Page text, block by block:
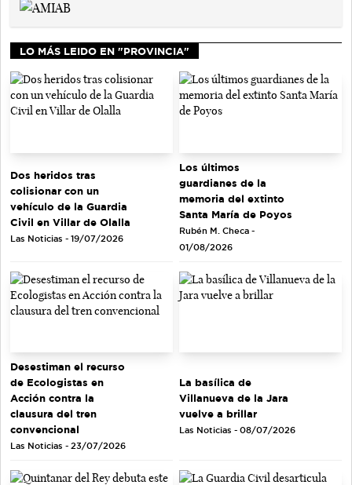
LO MÁS LEIDO EN "PROVINCIA"
Dos heridos tras
colisionar con un
vehículo de la Guardia
Civil en Villar de Olalla
Las Noticias - 19/07/2026
Los últimos
guardianes de la
memoria del extinto
Santa María de Poyos
Rubén M. Checa -
01/08/2026
Desestiman el recurso
de Ecologistas en
Acción contra la
clausura del tren
convencional
Las Noticias - 23/07/2026
La basílica de
Villanueva de la Jara
vuelve a brillar
Las Noticias - 08/07/2026